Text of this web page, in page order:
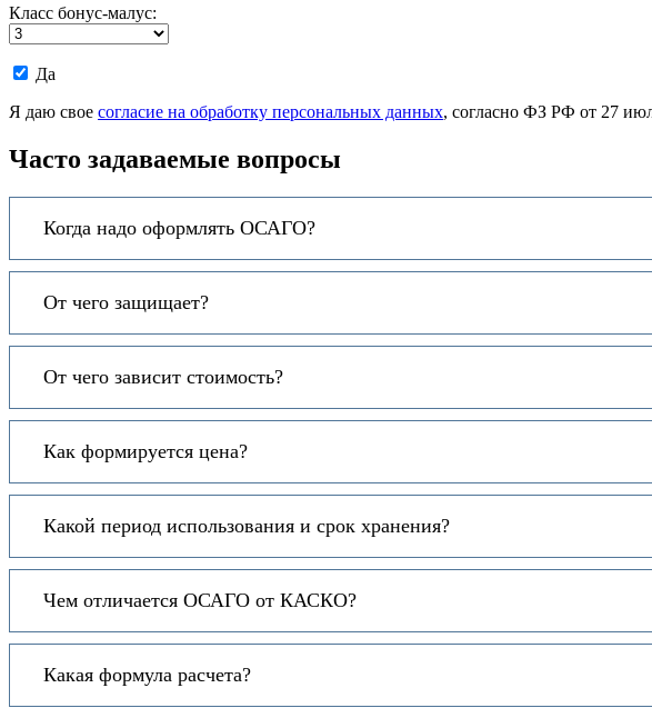
Класс бонус-малус:
Даю
на
моих
персональных
Да
Я даю свое согласие на обработку персональных данных, согласно ФЗ РФ от 27
Часто задаваемые вопросы
Когда надо оформлять ОСАГО?
От чего защищает?
От чего зависит стоимость?
Как формируется цена?
Какой период использования и срок хранения?
Чем отличается ОСАГО от КАСКО?
Какая формула расчета?